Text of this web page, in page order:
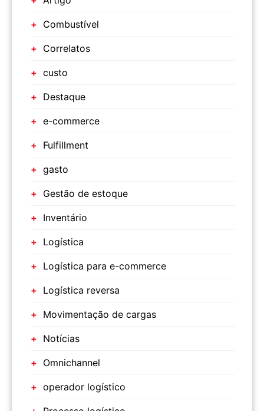
Combustível
Correlatos
custo
Destaque
e-commerce
Fulfillment
gasto
Gestão de estoque
Inventário
Logística
Logística para e-commerce
Logística reversa
Movimentação de cargas
Notícias
Omnichannel
operador logístico